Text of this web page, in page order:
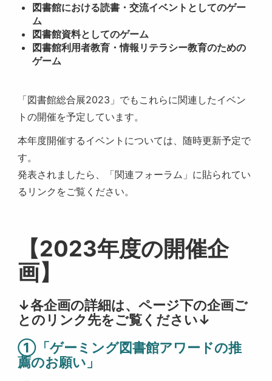
図書館における読書・交流イベントとしてのゲー
ム
図書館資料としてのゲーム
図書館利用者教育・情報リテラシー教育のための
ゲーム
「図書館総合展2023」でもこれらに関連したイベン
トの開催を予定しています。
本年度開催するイベントについては、随時更新予定で
す。
発表されましたら、「関連フォーラム」に貼られてい
るリンクをご覧ください。
【2023年度の開催企
画】
↓各企画の詳細は、ページ下の企画ご
とのリンク先をご覧ください↓
①「ゲーミング図書館アワードの推
薦のお願い」